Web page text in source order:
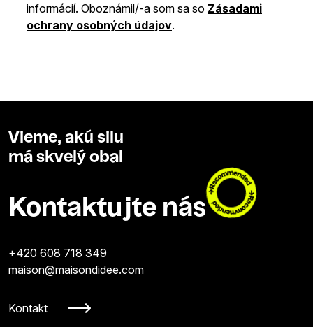
informácií. Oboznámil/-a som sa so Zásadami
ochrany osobných údajov.
Vieme, akú silu
má skvelý obal
Kontaktujte nás
+420 608 718 349
maison@maisondidee.com
Kontakt